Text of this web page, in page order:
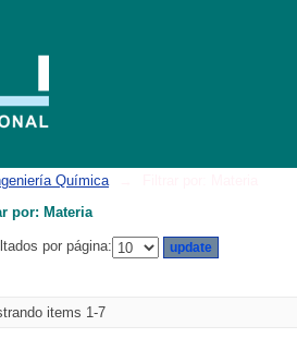
Química
por: Materia
por página:
items 1-7